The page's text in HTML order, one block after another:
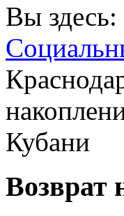
Вы здесь:
Кубани
Возврат